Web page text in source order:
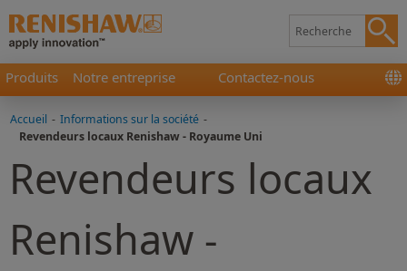
Produits Notre entreprise Contactez-nous
Accueil - Informations sur la société -
Revendeurs locaux Renishaw - Royaume Uni
Revendeurs locaux
Renishaw -